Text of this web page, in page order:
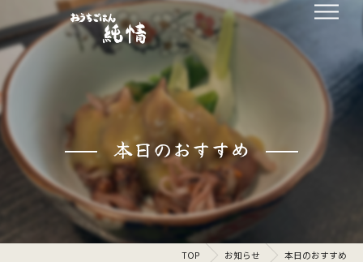
本日のおすすめ
TOP お知らせ 本日のおすすめ